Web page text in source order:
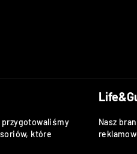
przygotowaliśmy
które
Nasz